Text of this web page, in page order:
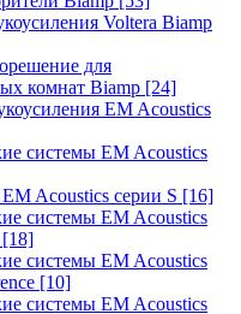
Voltera Biamp
для
комнат Biamp [24]
EM Acoustics
системы EM Acoustics
Acoustics серии S [16]
системы EM Acoustics
[18]
системы EM Acoustics
[10]
системы EM Acoustics